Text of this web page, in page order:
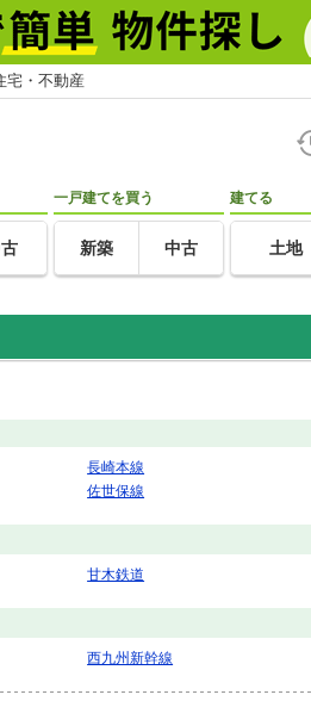
宅・不動産
一戸建てを買う
新築 中古
建てる
土地
長崎本線
佐世保線
甘木鉄道
西九州新幹線